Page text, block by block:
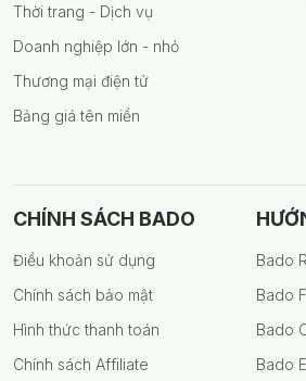
Thời trang - Dịch vụ
Doanh nghiệp lớn - nhỏ
Thương mại điện tử
Bảng giá tên miền
CHÍNH SÁCH BADO
Điều khoản sử dụng
Chính sách bảo mật
Hình thức thanh toán
Chính sách Affiliate
Bado
Bado
Bado
Bado